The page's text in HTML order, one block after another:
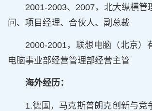
2001-2003、2007，北大纵横管
问、项目经理、合伙人、副总裁
2000-2001，联想电脑（北京）
电脑事业部经营管理部经营主管
海外经历：
1.德国，马克斯普朗克创新与竞